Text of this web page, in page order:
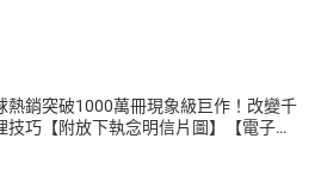
熱銷突破1000萬冊現象級巨作！改變千
技巧【附放下執念明信片圖】【電子